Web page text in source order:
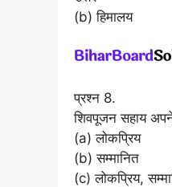
(b) हिमालय
प्रश्न 8.
शिवपूजन सहाय
(a) लोकप्रिय
(b) सम्मानित
(c) लोकप्रिय,